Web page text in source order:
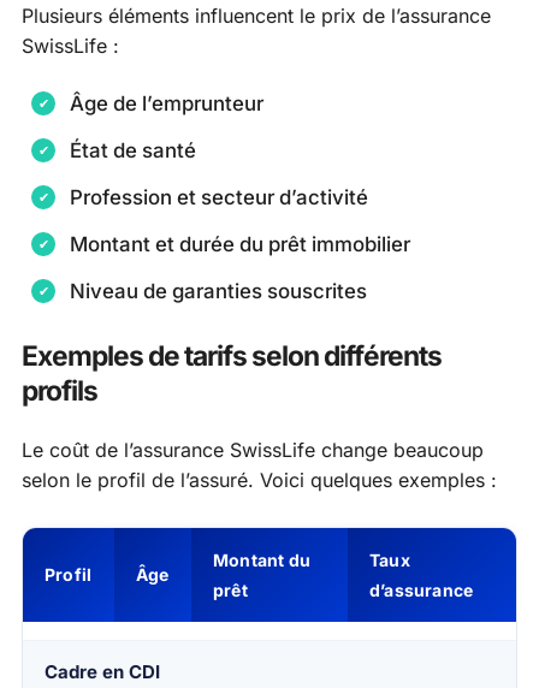
Plusieurs éléments influencent le prix de l’assurance
SwissLife :
Âge de l’emprunteur
État de santé
Profession et secteur d’activité
Montant et durée du prêt immobilier
Niveau de garanties souscrites
Exemples de tarifs selon différents
profils
Le coût de l’assurance SwissLife change beaucoup
selon le profil de l’assuré. Voici quelques exemples :
Profil Âge
Montant du
prêt
Taux
d’assurance
Cadre en CDI